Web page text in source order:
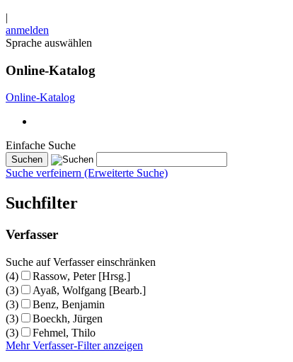
|
anmelden
Sprache auswählen
Online-Katalog
Online-Katalog
Einfache Suche
Suche verfeinern (Erweiterte Suche)
Suchfilter
Verfasser
Suche auf Verfasser einschränken
(4)
Rassow, Peter [Hrsg.]
(3)
Ayaß, Wolfgang [Bearb.]
(3)
Benz, Benjamin
(3)
Boeckh, Jürgen
(3)
Fehmel, Thilo
Mehr Verfasser-Filter anzeigen